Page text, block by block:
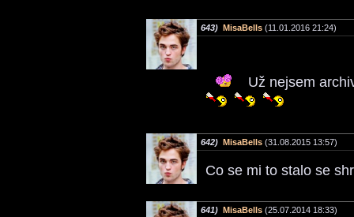
643) MisaBells (11.01.2016 21:24)
Už nejsem
642) MisaBells (31.08.2015 13:57)
Co se mi to stalo se
641) MisaBells (25.07.2014 18:33)